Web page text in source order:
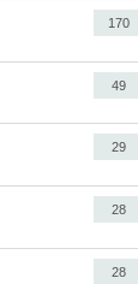
170
49
29
28
28